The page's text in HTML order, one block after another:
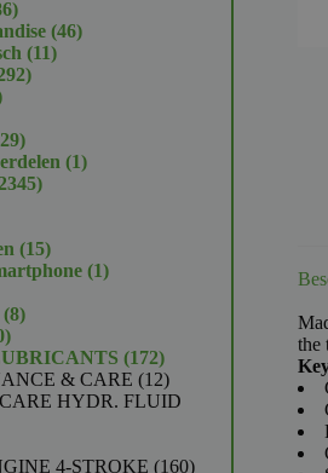
the
586
producten
4646
1111
2292
329
producten
11
23452345
1515
producten
11
88
20
producten
172172
producten
& CARE 1212
producten
HYDR. FLUID
4-STROKE 160160